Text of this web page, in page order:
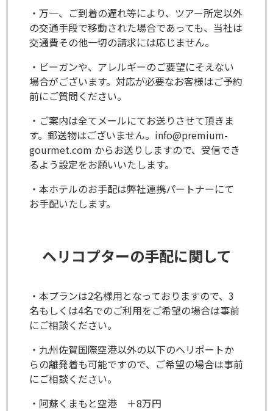
・万一、ご到着の遅れ等により、ツアー所定以外
の交通手段で移動された場合であっても、当社は
交通費その他一切の請求には応じません。
・ビーガンや、アレルギーのご要望にそえない
場合がございます。対応が必要なお客様はご予約
前にご質問ください。
・ご案内は全てメールにてお送りさせて頂きま
す。郵送物はございません。info@premium-
gourmet.com からお送りしますので、受信でき
るよう設定をお願いいたします。
・本ホテルのお手配は弊社連携パートナーにて
お手配いたします。
ヘリコプターの手配に関して
・本プランは2名様用となっておりますので、3
名もしくは4名でのご利用をご希望の場合は事前
にご相談ください。
・九州佐賀国際空港以外の以下のヘリポートか
らの離発着も可能ですので、ご希望の場合は事前
にご相談ください。
・阿蘇くまもと空港 ＋8万円